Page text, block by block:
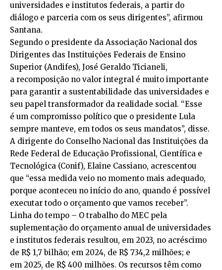
universidades e institutos federais, a partir do
diálogo e parceria com os seus dirigentes”, afirmou
Santana.
Segundo o presidente da Associação Nacional dos
Dirigentes das Instituições Federais de Ensino
Superior (Andifes), José Geraldo Ticianeli,
a recomposição no valor integral é muito importante
para garantir a sustentabilidade das universidades e
seu papel transformador da realidade social. “Esse
é um compromisso político que o presidente Lula
sempre manteve, em todos os seus mandatos”, disse.
A dirigente do Conselho Nacional das Instituições da
Rede Federal de Educação Profissional, Científica e
Tecnológica (Conif), Elaine Cassiano, acrescentou
que “essa medida veio no momento mais adequado,
porque aconteceu no início do ano, quando é possível
executar todo o orçamento que vamos receber”.
Linha do tempo – O trabalho do MEC pela
suplementação do orçamento anual de universidades
e institutos federais resultou, em 2023, no acréscimo
de R$ 1,7 bilhão; em 2024, de R$ 734,2 milhões; e
em 2025, de R$ 400 milhões. Os recursos têm como